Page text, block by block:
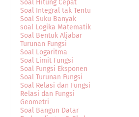
Soal Hitung Cepat
Soal Integral tak Tentu
Soal Suku Banyak
soal Logika Matematik
Soal Bentuk Aljabar
Turunan Fungsi
Soal Logaritma
Soal Limit Fungsi
Soal Fungsi Eksponen
Soal Turunan Fungsi
Soal Relasi dan Fungsi
Relasi dan Fungsi
Geometri
Soal Bangun Datar